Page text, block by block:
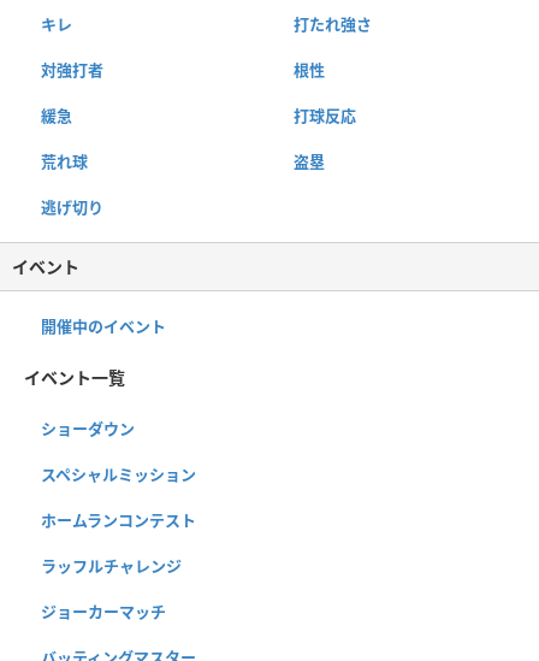
キレ 打たれ強さ
対強打者 根性
緩急 打球反応
荒れ球 盗塁
逃げ切り
イベント
開催中のイベント
イベント一覧
ショーダウン
スペシャルミッション
ホームランコンテスト
ラッフルチャレンジ
ジョーカーマッチ